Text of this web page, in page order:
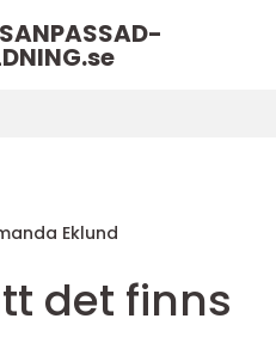
se
Eklund
det finns